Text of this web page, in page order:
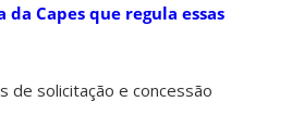
da Capes que regula essas
de solicitação e concessão